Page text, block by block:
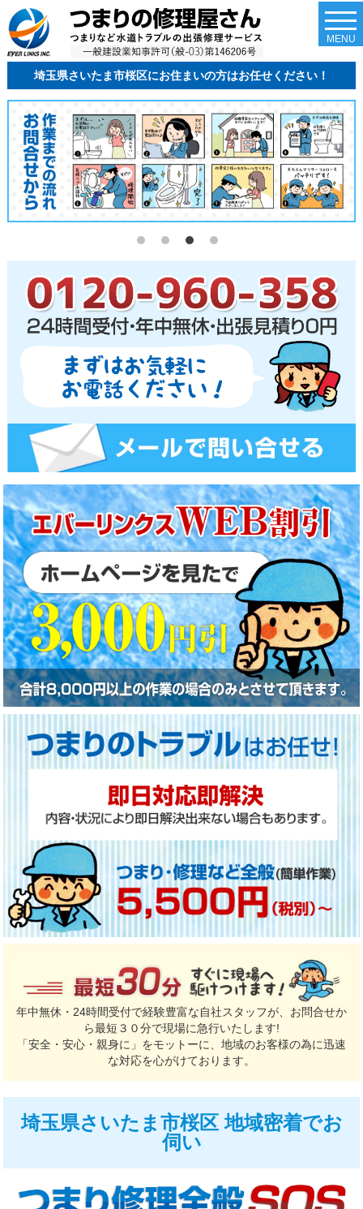
埼玉県さいたま市桜区にお住まいの方はお任せください！
MENU
年中無休・24時間受付で経験豊富な自社スタッフが、お問合せか
ら最短３０分で現場に急行いたします!
「安全・安心・親身に」をモットーに、地域のお客様の為に迅速
な対応を心がけております。
埼玉県さいたま市桜区 地域密着でお
伺い